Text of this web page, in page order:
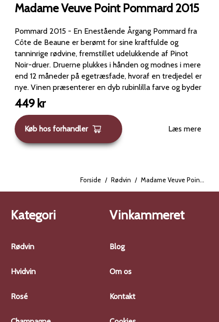
Madame Veuve Point Pommard 2015
Pommard 2015 - En Enestående Årgang Pommard fra
Côte de Beaune er berømt for sine kraftfulde og
tanninrige rødvine, fremstillet udelukkende af Pinot
Noir-druer. Druerne plukkes i hånden og modnes i mere
end 12 måneder på egetræsfade, hvoraf en tredjedel er
nye. Vinen præsenterer en dyb rubinlilla farve og byder
på duftnoter af brombær, blåbær, kirsebær, ribs,
chokolade, peber og kakao. Den har en rig tekstur og en
elegant, vedvarende eftersmag. Serveres bedst ved 16-
18 grader. Ideel til retter som oksemørbrad, lam, grillede
grøntsager og Comté ost.
449 kr
Køb hos forhandler Læs mere
Forside / Rødvin / Madame Veuve Point Pommard 2015
Kategori
Rødvin
Hvidvin
Rosé
Vinkammeret
Blog
Om os
Kontakt